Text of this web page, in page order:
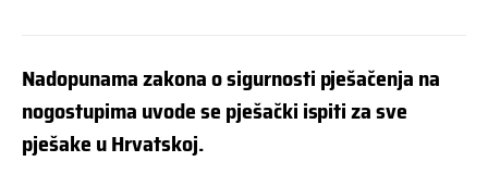
Nadopunama zakona o sigurnosti pješačenja na
nogostupima uvode se pješački ispiti za sve
pješake u Hrvatskoj.